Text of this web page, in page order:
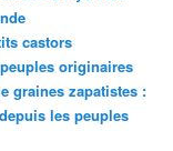
castors
originaires
graines zapatistes :
les peuples